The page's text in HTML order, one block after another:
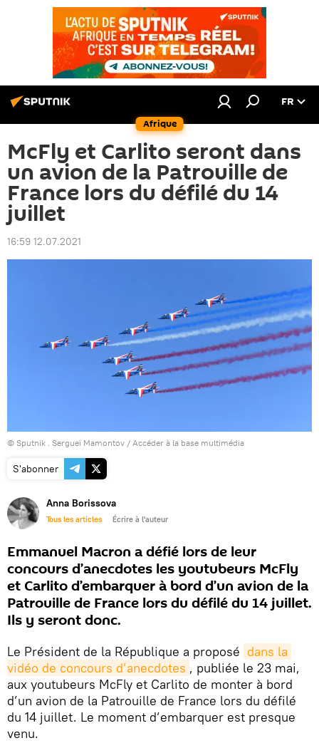
Afrique
FR
McFly et Carlito seront dans
un avion de la Patrouille de
France lors du défilé du 14
juillet
16:59 12.07.2021
© Sputnik . Sergueï Mamontov / Accéder à la base multimédia
S'abonner
Anna Borissova
Tous les articles Écrire à l'auteur
Emmanuel Macron a défié lors de leur
concours d’anecdotes les youtubeurs McFly
et Carlito d’embarquer à bord d’un avion de la
Patrouille de France lors du défilé du 14 juillet.
Ils y seront donc.
Le Président de la République a proposé dans la
vidéo de concours d’anecdotes , publiée le 23 mai,
aux youtubeurs McFly et Carlito de monter à bord
d’un avion de la Patrouille de France lors du défilé
du 14 juillet. Le moment d’embarquer est presque
venu.